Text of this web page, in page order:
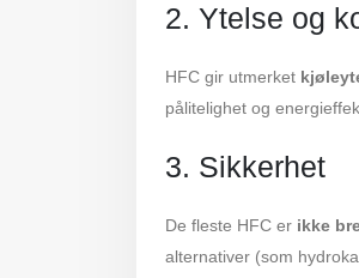
2. Ytelse og
HFC gir utmerket
pålitelighet og
3. Sikkerhet
De fleste HFC er ikke
alternativer (som